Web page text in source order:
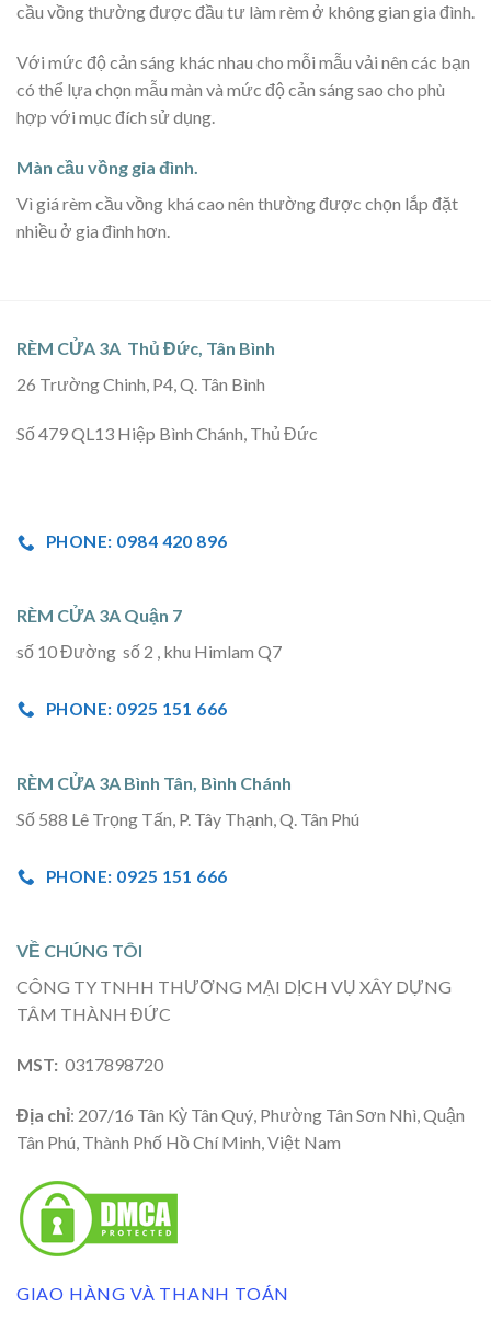
cầu vồng thường được đầu tư làm rèm ở không gian gia đình.
Với mức độ cản sáng khác nhau cho mỗi mẫu vải nên các bạn
có thể lựa chọn mẫu màn và mức độ cản sáng sao cho phù
hợp với mục đích sử dụng.
Màn cầu vồng gia đình.
Vì giá rèm cầu vồng khá cao nên thường được chọn lắp đặt
nhiều ở gia đình hơn.
RÈM CỬA 3A Thủ Đức, Tân Bình
26 Trường Chinh, P4, Q. Tân Bình
Số 479 QL13 Hiệp Bình Chánh, Thủ Đức
PHONE: 0984 420 896
RÈM CỬA 3A Quận 7
số 10 Đường số 2 , khu Himlam Q7
PHONE: 0925 151 666
RÈM CỬA 3A Bình Tân, Bình Chánh
Số 588 Lê Trọng Tấn, P. Tây Thạnh, Q. Tân Phú
PHONE: 0925 151 666
VỀ CHÚNG TÔI
CÔNG TY TNHH THƯƠNG MẠI DỊCH VỤ XÂY DỰNG
TÂM THÀNH ĐỨC
MST: 0317898720
Địa chỉ: 207/16 Tân Kỳ Tân Quý, Phường Tân Sơn Nhì, Quận
Tân Phú, Thành Phố Hồ Chí Minh, Việt Nam
GIAO HÀNG VÀ THANH TOÁN